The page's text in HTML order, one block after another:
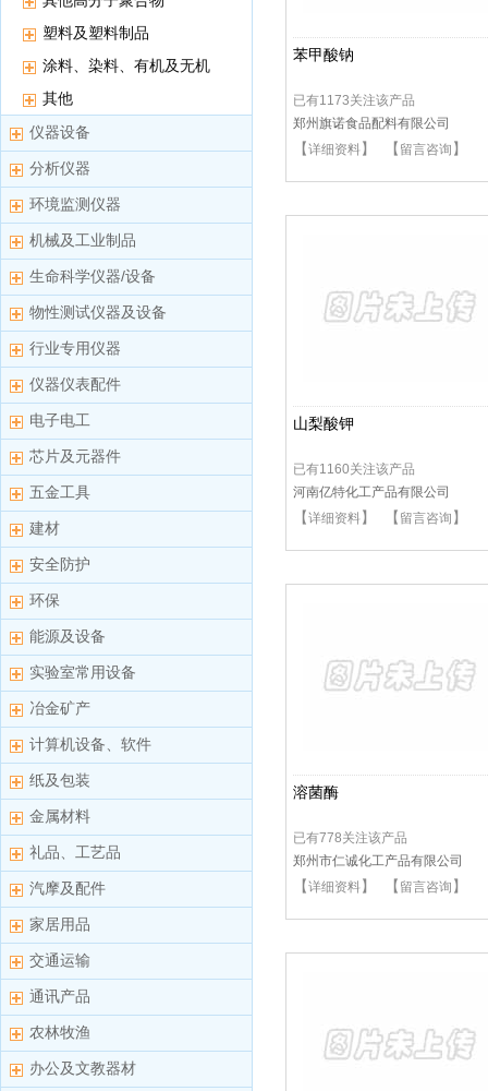
塑料及塑料制品
涂料、染料、有机及无机
颜料其他
仪器设备
分析仪器
环境监测仪器
机械及工业制品
生命科学仪器/设备
物性测试仪器及设备
行业专用仪器
仪器仪表配件
电子电工
芯片及元器件
五金工具
建材
安全防护
环保
能源及设备
实验室常用设备
冶金矿产
计算机设备、软件
纸及包装
金属材料
礼品、工艺品
汽摩及配件
家居用品
交通运输
通讯产品
农林牧渔
办公及文教器材
苯甲酸钠
已有1173关注该产品
郑州旗诺食品配料有限公司
【详细资料】 【 留言咨询 】
山梨酸钾
已有1160关注该产品
河南亿特化工产品有限公司
【详细资料】 【 留言咨询 】
溶菌酶
已有778关注该产品
郑州市仁诚化工产品有限公司
【详细资料】 【 留言咨询 】